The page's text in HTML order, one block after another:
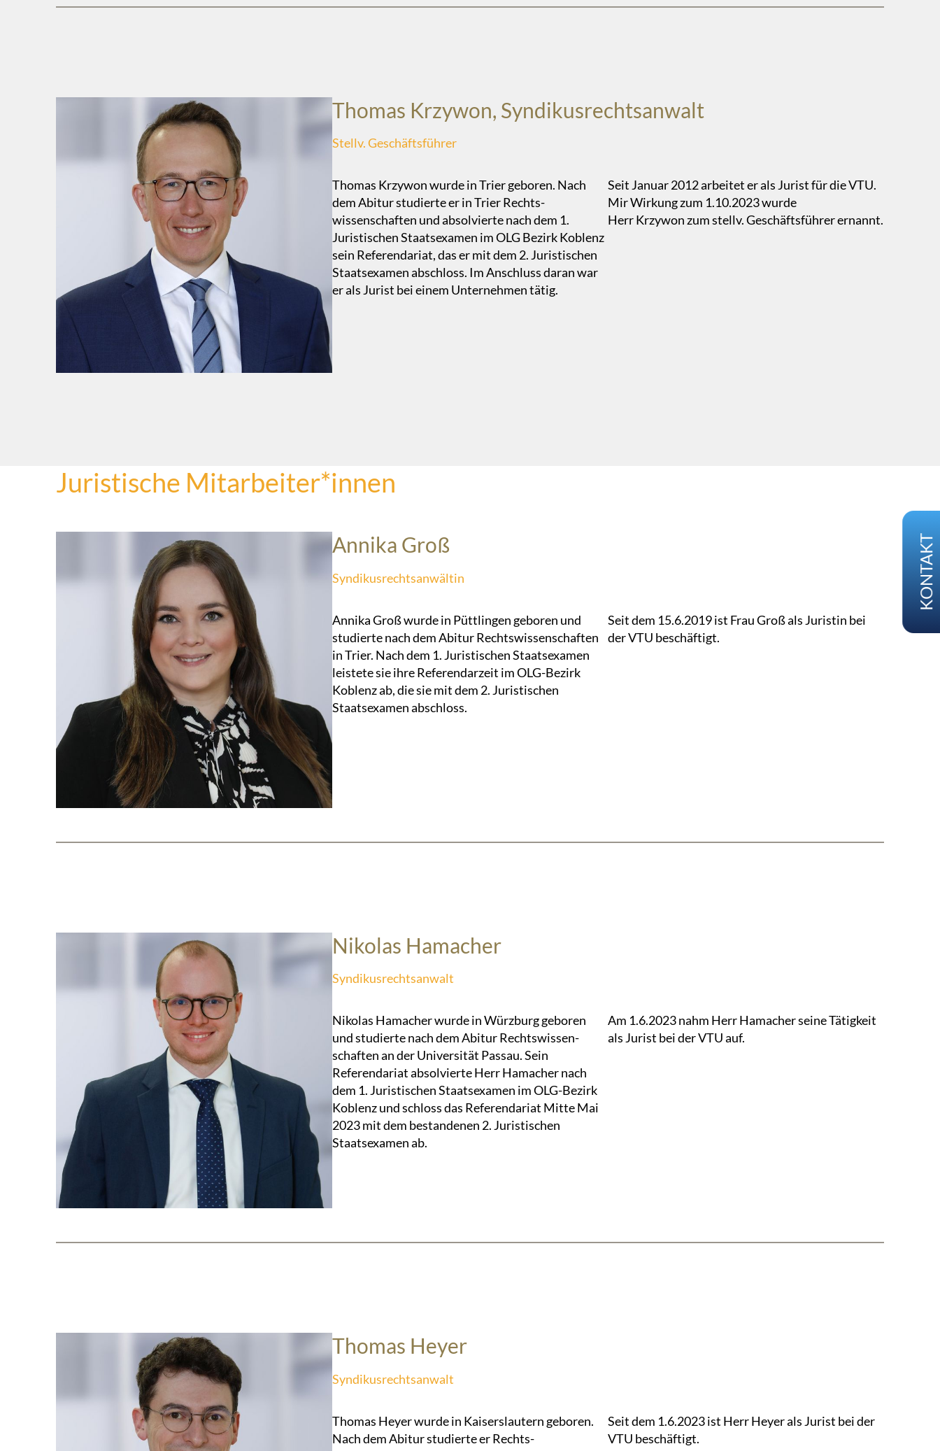
Thomas Krzywon, Syndikusrechtsanwalt
Stellv. Geschäftsführer
Thomas Krzywon wurde in Trier geboren. Nach
dem Abitur studierte er in Trier Rechts-
wissenschaften und absolvierte nach dem 1.
Juristischen Staatsexamen im OLG Bezirk Koblenz
sein Referendariat, das er mit dem 2. Juristischen
Staatsexamen abschloss. Im Anschluss daran war
er als Jurist bei einem Unternehmen tätig.
Seit Januar 2012 arbeitet er als Jurist für die VTU.
Mir Wirkung zum 1.10.2023 wurde
Herr Krzywon zum stellv. Geschäftsführer ernannt.
Juristische Mitarbeiter*innen
Annika Groß
Syndikusrechtsanwältin
Annika Groß wurde in Püttlingen geboren und
studierte nach dem Abitur Rechtswissenschaften
in Trier. Nach dem 1. Juristischen Staatsexamen
leistete sie ihre Referendarzeit im OLG-Bezirk
Koblenz ab, die sie mit dem 2. Juristischen
Staatsexamen abschloss.
Seit dem 15.6.2019 ist Frau Groß als Juristin bei
der VTU beschäftigt.
Nikolas Hamacher
Syndikusrechtsanwalt
Nikolas Hamacher wurde in Würzburg geboren
und studierte nach dem Abitur Rechtswissen-
schaften an der Universität Passau. Sein
Referendariat absolvierte Herr Hamacher nach
dem 1. Juristischen Staatsexamen im OLG-Bezirk
Koblenz und schloss das Referendariat Mitte Mai
2023 mit dem bestandenen 2. Juristischen
Staatsexamen ab.
Am 1.6.2023 nahm Herr Hamacher seine Tätigkeit
als Jurist bei der VTU auf.
Thomas Heyer
Syndikusrechtsanwalt
Thomas Heyer wurde in Kaiserslautern geboren.
Nach dem Abitur studierte er Rechts-
Seit dem 1.6.2023 ist Herr Heyer als Jurist bei der
VTU beschäftigt.
KONTAKT